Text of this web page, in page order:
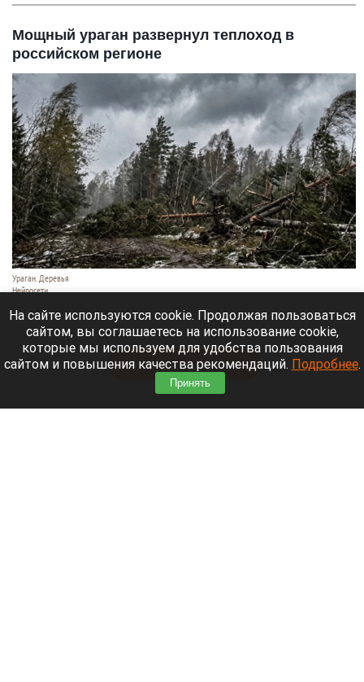
Мощный ураган развернул теплоход в
российском регионе
Ураган. Деревья
Нейросети
9 августа 2026 в 18:35
Мощный ураган бушует в Самарской области.
Читать полностью
На сайте используются cookie. Продолжая пользоваться
сайтом, вы соглашаетесь на использование cookie,
которые мы используем для удобства пользования
сайтом и повышения качества рекомендаций. Подробнее.
Принять